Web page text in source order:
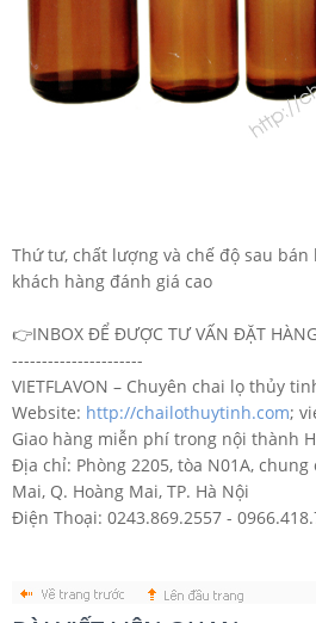
Thứ tư, chất lượng và chế độ sau bán
khách hàng đánh giá cao
👉INBOX ĐỂ ĐƯỢC TƯ VẤN ĐẶT
----------------------
VIETFLAVON – Chuyên chai lọ thủy
Website: http://chailothuytinh.com;
Giao hàng miễn phí trong nội thành
Địa chỉ: Phòng 2205, tòa N01A, chung
Mai, Q. Hoàng Mai, TP. Hà Nội
Điện Thoại: 0243.869.2557 -